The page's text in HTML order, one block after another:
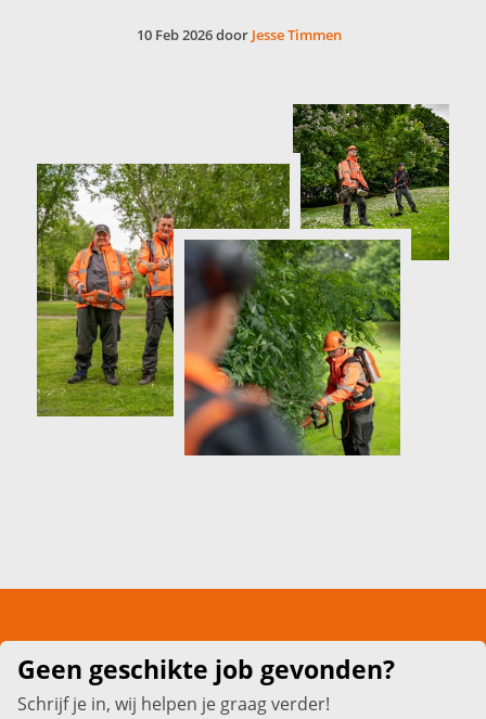
10 Feb 2026 door Jesse Timmen
Geen geschikte job gevonden?
Schrijf je in, wij helpen je graag verder!